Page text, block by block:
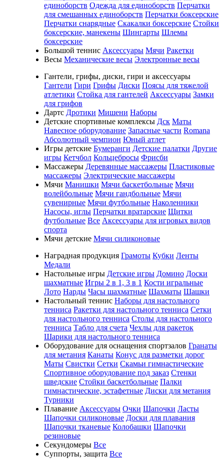
единоборств Одежда для единоборств Перчатки
для смешанных единоборств Перчатки боксерские
Перчатки снарядные Скакалки боксерские Стойки
боксерские, манекены Шингарты Шлемы
боксерские
Большой теннис Аксессуары Мячи Ракетки
Весы Механические весы Электронные весы
Гантели, грифы, диски, гири и аксессуары
Гантели Гири Грифы Диски Поясы для тяжелой
атлетики Стойка для гантелей Аксессуары Замки
для грифов
Дартс Дротики Мишени Наборы
Детские спортивные комплексы Дск Маты
Навесное оборудование Запасные части Romana
Абсолютный чемпион Юный атлет
Игры детские Бумеранги Детские палатки Другие
игры Кетчбол Кольцебросы Фрисби
Массажеры Деревянные массажеры Пластиковые
массажеры Электрические массажеры
Мячи Манишки Мячи баскетбольные Мячи
волейбольные Мячи гандбольные Мячи
сувенирные Мячи футбольные Наколенники
Насосы, иглы Перчатки вратарские Щитки
футбольные Все Аксессуары для игровых видов
спорта
Мячи детские Мячи силиконовые
Наградная продукция Грамоты Кубки Ленты
Медали
Настольные игры Детские игры Домино Доски
шахматные Игры 2 в 1, 3 в 1 Кости игральные
Лото Нарды Часы шахматные Шахматы Шашки
Настольный теннис Наборы для настольного
тенниса Ракетки для настольного тенниса Сетки
для настольного тенниса Столы для настольного
тенниса Табло для счета Чехлы для ракеток
Шарики для настольного тенниса
Оборудование для оснащения спортзалов Гранаты
для метания Канаты Конус для разметки дорог
Маты Свистки Сетки Скамьи гимнастические
Спортивное оборудование под заказ Стенки
шведские Стойки баскетбольные Палки
гимнастические, эстафетные Диски для метания
Турники
Плавание Аксессуары Очки Шапочки Ласты
Шапочки силиконовые Доски для плавания
Шапочки тканевые Колобашки Шапочки
резиновые
Секундомеры Все
Суппорты, защита Все